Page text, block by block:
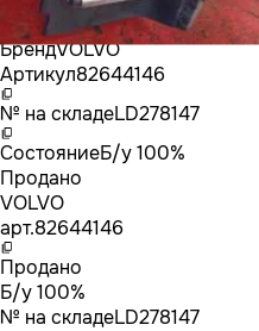
БрендVOLVO
Артикул82644146
№ на складеLD278147
СостояниеБ/у 100%
Продано
VOLVO
арт.82644146
Продано
Б/у 100%
№ на складеLD278147